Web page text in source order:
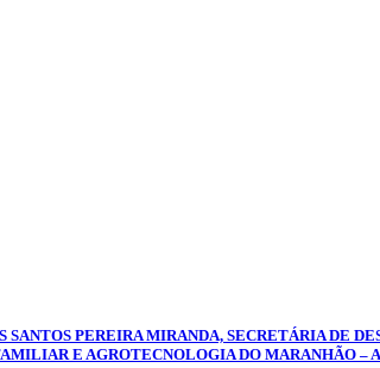
PEREIRA MIRANDA, SECRETÁRIA DE
E AGROTECNOLOGIA DO MARANHÃO –